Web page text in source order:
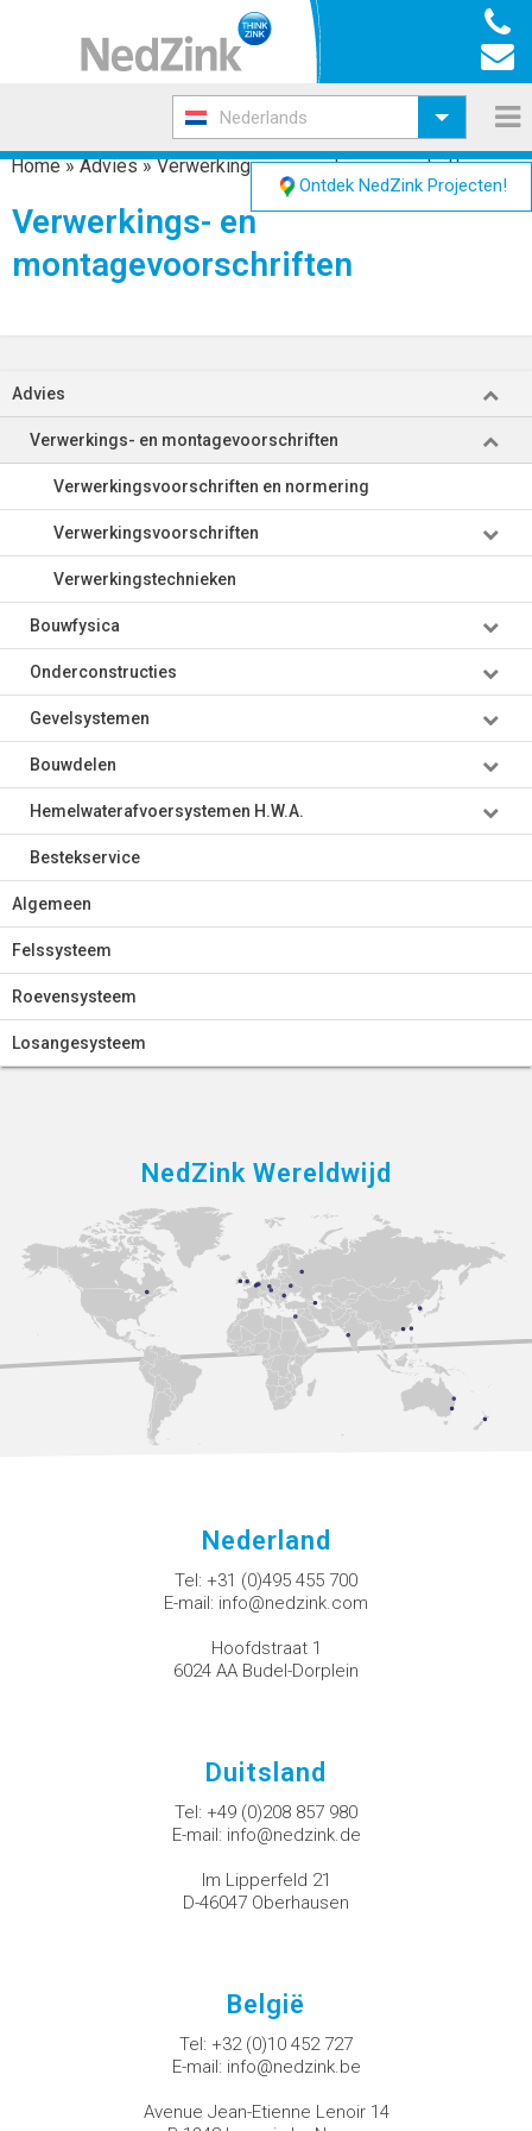
Nederlands
Home»Advies»Verwerkings- en montagevoorschriften
Verwerkings- en
montagevoorschriften
Advies
Verwerkings- en montagevoorschriften
Verwerkingsvoorschriften en normering
Verwerkingsvoorschriften
Verwerkingstechnieken
Bouwfysica
Onderconstructies
Gevelsystemen
Bouwdelen
Hemelwaterafvoersystemen H.W.A.
Bestekservice
Algemeen
Felssysteem
Roevensysteem
Losangesysteem
NedZink Wereldwijd
Nederland
Tel: +31 (0)495 455 700
E-mail: info@nedzink.com
Hoofdstraat 1
6024 AA Budel-Dorplein
Duitsland
Tel: +49 (0)208 857 980
E-mail: info@nedzink.de
Im Lipperfeld 21
D-46047 Oberhausen
België
Tel: +32 (0)10 452 727
E-mail: info@nedzink.be
Avenue Jean-Etienne Lenoir 14
Ontdek NedZink Projecten!